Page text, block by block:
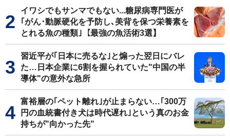
イワシでもサンマでもない...糖尿病専門医が
｢がん･動脈硬化を予防し､美背を保つ栄養素を
とれる魚の種類｣【最強の魚活術3選】
習近平が｢日本に売るな｣と煽った翌日にバレ
た…日本企業に6割を握られていた"中国の半
導体"の意外な急所
富裕層の｢ペット離れ｣が止まらない…｢300万
円の血統書付き犬は時代遅れ｣という真のお金
持ちが"向かった先"